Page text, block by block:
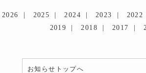
2026 2025 2024 2023 2022
2019
2018 2017
お知らせトップへ